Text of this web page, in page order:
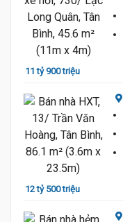
11 tỷ 900 triệu
12 tỷ 500 triệu